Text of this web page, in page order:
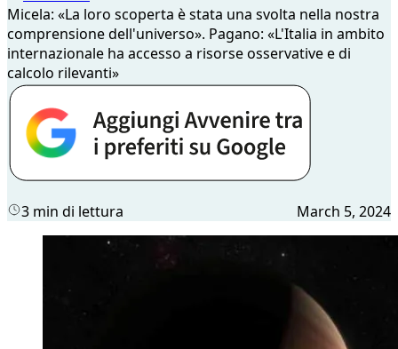
Micela: «La loro scoperta è stata una svolta nella nostra
comprensione dell'universo». Pagano: «L'Italia in ambito
internazionale ha accesso a risorse osservative e di
calcolo rilevanti»
3 min di lettura March 5, 2024